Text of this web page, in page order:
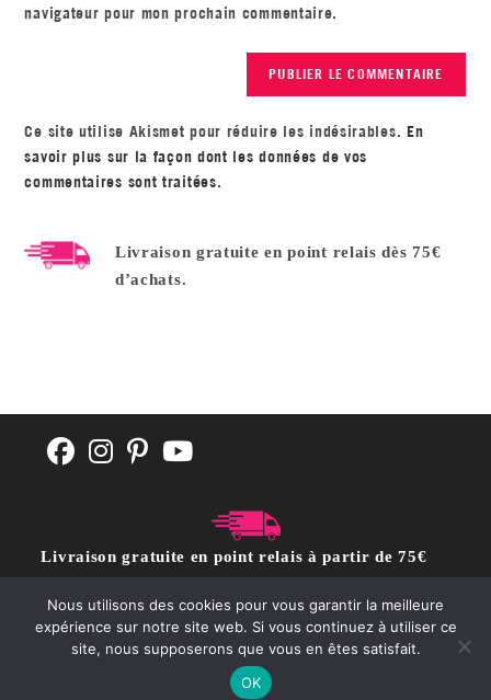
navigateur pour mon prochain commentaire.
Ce site utilise Akismet pour réduire les indésirables. En
savoir plus sur la façon dont les données de vos
commentaires sont traitées.
Livraison gratuite en point relais dès 75€
d’achats.
Livraison gratuite en point relais à partir de 75€
CGV POLITIQUE DE CONFIDENTIALITÉ Contact
Nous utilisons des cookies pour vous garantir la meilleure
expérience sur notre site web. Si vous continuez à utiliser ce
site, nous supposerons que vous en êtes satisfait.
OK